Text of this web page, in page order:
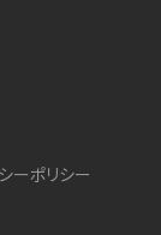
ーポリシー